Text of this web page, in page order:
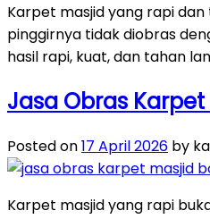
Karpet masjid yang rapi
pinggirnya tidak diobras
hasil rapi, kuat, dan tahan
Jasa Obras
Posted on17 April 2026 by
Karpet masjid yang rapi